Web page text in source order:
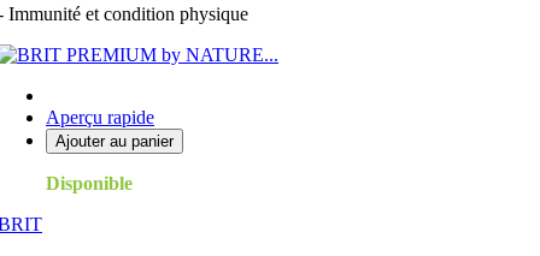
Immunité et condition physique
Aperçu rapide
Ajouter au panier
Disponible